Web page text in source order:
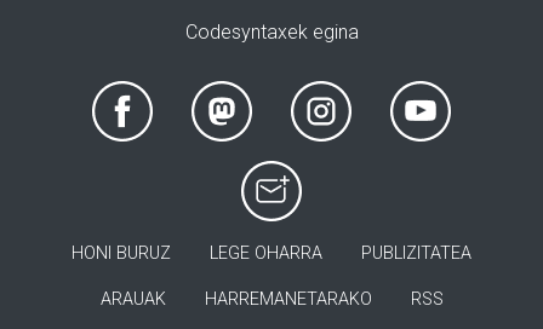
Codesyntaxek egina
HONI BURUZ LEGE OHARRA PUBLIZITATEA
ARAUAK HARREMANETARAKO RSS